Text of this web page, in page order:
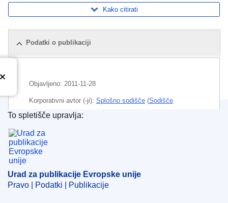
Kako citirati
Podatki o publikaciji
Objavljeno: 2011-11-28
Korporativni avtor (-ji): Splošno sodišče (Sodišče
Evropske unije)
Področje
znamkah
OJ : JOC_2012_032_R_0031_01
Urad za publikacije Evropske unije
To spletišče upravlja:
Urad za publikacije Evropske unije
Pravo | Podatki | Publikacije